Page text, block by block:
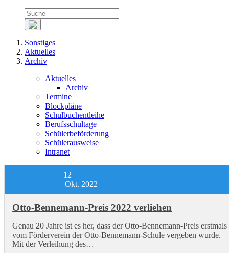
Sonstiges
Aktuelles
Archiv
Aktuelles
Archiv
Termine
Blockpläne
Schulbuchentleihe
Berufsschultage
Schülerbeförderung
Schülerausweise
Intranet
12
Okt. 2022
Otto-Bennemann-Preis 2022 verliehen
Genau 20 Jahre ist es her, dass der Otto-Bennemann-Preis erstmals
vom Förderverein der Otto-Bennemann-Schule vergeben wurde.
Mit der Verleihung des…